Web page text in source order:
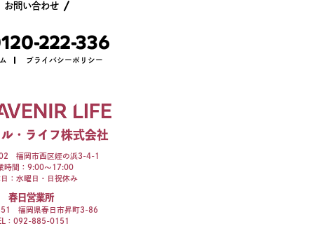
お問い合わせ
222-336
プライバシーポリシー
・ライフ株式会社
福岡市西区姪の浜3-4-1
時間：9:00～17:00
：水曜日・日祝休み
春日営業所
福岡県春日市昇町3-86
：092-885-0151